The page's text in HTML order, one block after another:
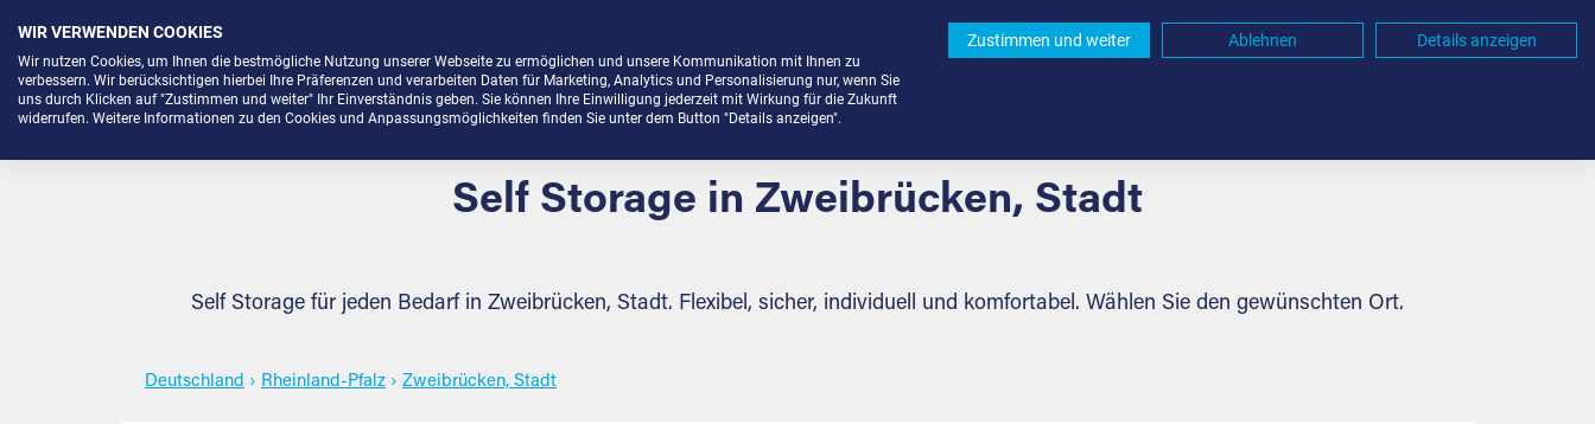
Menü
Self Storage in Zweibrücken, Stadt
Self Storage für jeden Bedarf in Zweibrücken, Stadt. Flexibel, sicher, individuell und komfortabel. Wählen Sie den gewünschten Ort.
Deutschland › Rheinland-Pfalz › Zweibrücken, Stadt
WIR VERWENDEN COOKIES
Wir nutzen Cookies, um Ihnen die bestmögliche Nutzung unserer Webseite zu ermöglichen und unsere Kommunikation mit Ihnen zu
verbessern. Wir berücksichtigen hierbei Ihre Präferenzen und verarbeiten Daten für Marketing, Analytics und Personalisierung nur, wenn Sie
uns durch Klicken auf "Zustimmen und weiter" Ihr Einverständnis geben. Sie können Ihre Einwilligung jederzeit mit Wirkung für die Zukunft
widerrufen. Weitere Informationen zu den Cookies und Anpassungsmöglichkeiten finden Sie unter dem Button "Details anzeigen".
Zustimmen und weiter Ablehnen Details anzeigen